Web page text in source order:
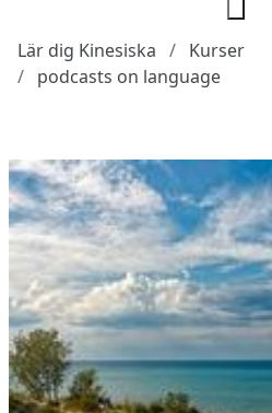
Lär dig Kinesiska
Kurser
podcasts on language